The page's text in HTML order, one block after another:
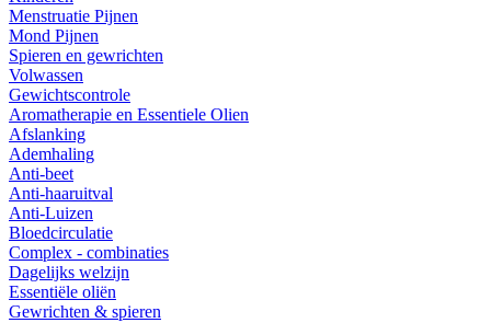
Menstruatie Pijnen
Mond Pijnen
Spieren en gewrichten
Volwassen
Gewichtscontrole
Aromatherapie en Essentiele Olien
Afslanking
Ademhaling
Anti-beet
Anti-haaruitval
Anti-Luizen
Bloedcirculatie
Complex - combinaties
Dagelijks welzijn
Essentiële oliën
Gewrichten & spieren